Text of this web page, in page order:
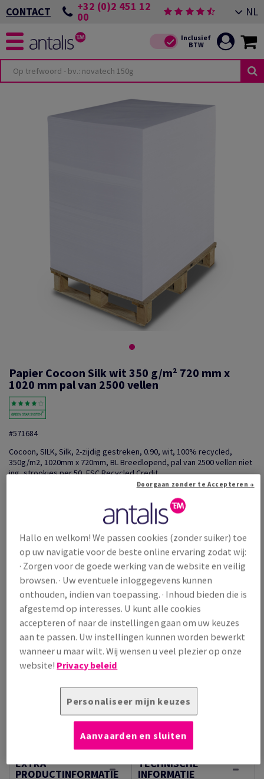
CONTACT +32 (0)2 451 12
00 NL
Papier Cocoon Silk wit 350 g/m² 720 mm x
1020 mm pal van 2500 vellen
#571684
Cocoon, SILK, Silk, 2-zijdig gestreken, 0.90, wit, 100% recycled,
350g/m2, 1020mm x 720mm, BL Breedlopend, pal van 2500 vellen niet
ing, strookjes per 50, FSC Recycled Credit
Delen via e-mail
Promotie: Voorraad liquidatie: Onklopbare prijzen op e...
Prijs incl. BTW
€ 450,98
/ 1 000 Vel
(257 kg )
OP VOORRAAD
Verpakkingsaantallen
Pallet
−
Artikel snijden
EXTRA
PRODUCTINFORMATIE
TECHNISCHE
INFORMATIE
Hallo en welkom! We passen cookies (zonder suiker) toe
op uw navigatie voor de beste online ervaring zodat wij:
· Zorgen voor de goede werking van de website en veilig
browsen. · Uw eventuele inloggegevens kunnen
onthouden, indien van toepassing. · Inhoud bieden die is
afgestemd op interesses. U kunt alle cookies
accepteren of naar de instellingen gaan om uw keuzes
aan te passen. Uw instellingen kunnen worden bewerkt
wanneer u maar wilt. Wij wensen u veel plezier op onze
website! Privacy beleid
Personaliseer mijn keuzes
Doorgaan zonder te Accepteren →
Aanvaarden en sluiten